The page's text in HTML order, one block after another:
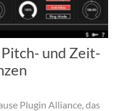
und Zeit-
Plugin Alliance, das